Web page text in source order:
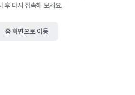
후 다시 접속해 보세요.
홈 화면으로 이동